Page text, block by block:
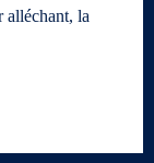
alléchant, la